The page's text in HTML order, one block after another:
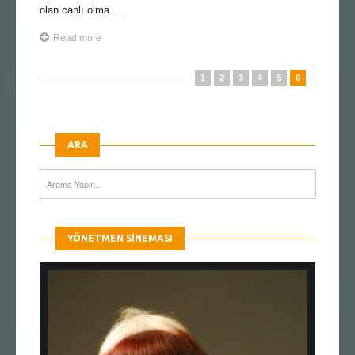
olan canlı olma ...
Read more
1 2 3 4 5 6
ARA
YÖNETMEN SINEMASI